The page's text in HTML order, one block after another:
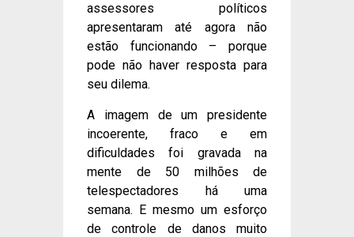
assessores políticos
apresentaram até agora não
estão funcionando – porque
pode não haver resposta para
seu dilema.
A imagem de um presidente
incoerente, fraco e em
dificuldades foi gravada na
mente de 50 milhões de
telespectadores há uma
semana. E mesmo um esforço
de controle de danos muito